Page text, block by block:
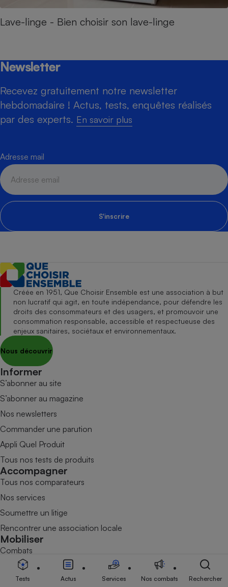
Lave-linge - Bien choisir son lave-linge
Newsletter
Recevez gratuitement notre newsletter
hebdomadaire ! Actus, tests, enquêtes réalisés
par des experts. En savoir plus
Adresse mail
S'inscrire
Créée en 1951, Que Choisir Ensemble est une association à but
non lucratif qui agit, en toute indépendance, pour défendre les
droits des consommateurs et des usagers, et promouvoir une
consommation responsable, accessible et respectueuse des
enjeux sanitaires, sociétaux et environnementaux.
Nous découvrir
Informer
S’abonner au site
S’abonner au magazine
Nos newsletters
Commander une parution
Appli Quel Produit
Tous nos tests de produits
Accompagner
Tous nos comparateurs
Nos services
Soumettre un litige
Rencontrer une association locale
Mobiliser
Combats
Victoires
Devenir adhérent
Tests Actus Services Nos combats Rechercher